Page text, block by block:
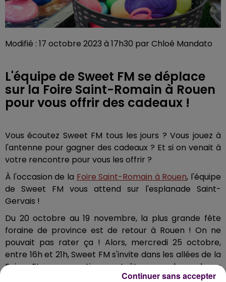
Modifié : 17 octobre 2023 à 17h30 par Chloé Mandato
L'équipe de Sweet FM se déplace
sur la Foire Saint-Romain à Rouen
pour vous offrir des cadeaux !
Vous écoutez Sweet FM tous les jours ? Vous jouez à
l'antenne pour gagner des cadeaux ? Et si on venait à
votre rencontre pour vous les offrir ?
À l'occasion de la Foire Saint-Romain à Rouen, l'équipe
de Sweet FM vous attend sur l'esplanade Saint-
Gervais !
Du 20 octobre au 19 novembre, la plus grande fête
foraine de province est de retour à Rouen ! On ne
pouvait pas rater ça ! Alors, mercredi 25 octobre,
entre 16h et 21h, Sweet FM s'invite dans les allées de la
Foire... Et vous repartirez peut-être avec des cadeaux
Continuer sans accepter